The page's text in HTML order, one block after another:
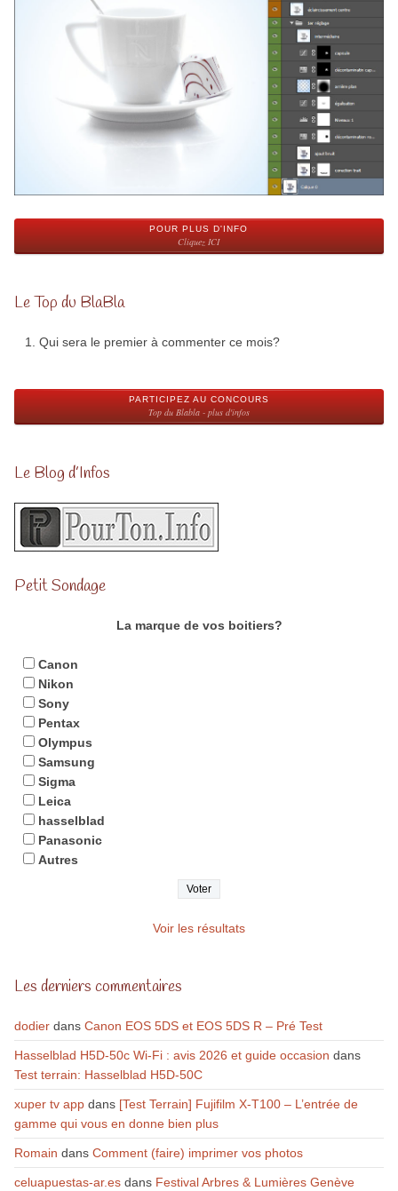
POUR PLUS D'INFO
Cliquez ICI
Le Top du BlaBla
Qui sera le premier à commenter ce mois?
PARTICIPEZ AU CONCOURS
Top du Blabla - plus d'infos
Le Blog d’Infos
Petit Sondage
La marque de vos boitiers?
Canon
Nikon
Sony
Pentax
Olympus
Samsung
Sigma
Leica
hasselblad
Panasonic
Autres
Voir les résultats
Les derniers commentaires
dodierdans Canon EOS 5DS et EOS 5DS R – Pré Test
Hasselblad H5D-50c Wi-Fi : avis 2026 et guide occasion dans
Test terrain: Hasselblad H5D-50C
xuper tv appdans [Test Terrain] Fujifilm X-T100 – L’entrée de
gamme qui vous en donne bien plus
Romain dans Comment (faire) imprimer vos photos
celuapuestas-ar.esdans Festival Arbres & Lumières Genève